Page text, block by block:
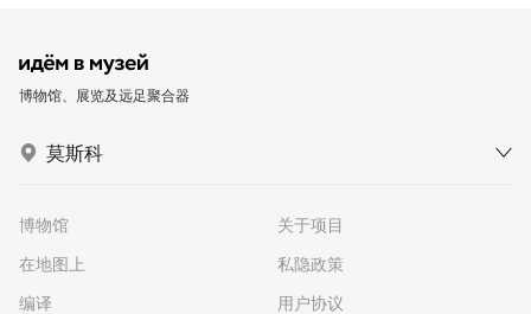
博物馆、展览及远足聚合器
莫斯科
博物馆
在地图上
编译
关于项目
私隐政策
用户协议